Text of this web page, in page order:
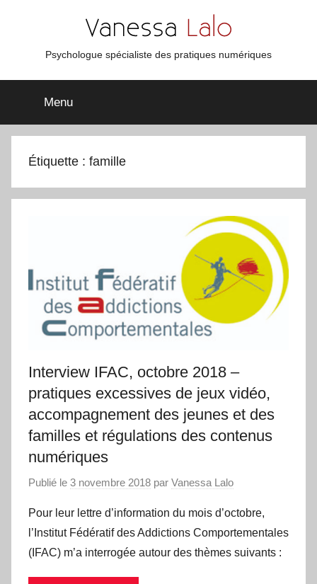
Vanessa
Lalo
Psychologue spécialiste des pratiques numériques
Menu
Étiquette : famille
Interview IFAC, octobre 2018 –
pratiques excessives de jeux vidéo,
accompagnement des jeunes et des
familles et régulations des contenus
numériques
Publié le 3 novembre 2018 par Vanessa Lalo
Pour leur lettre d’information du mois d’octobre,
l’Institut Fédératif des Addictions Comportementales
(IFAC) m’a interrogée autour des thèmes suivants :